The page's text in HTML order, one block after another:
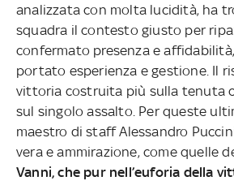
analizzata con molta lucidità, ha
squadra il contesto giusto per
confermato presenza e
portato esperienza e gestione. Il
vittoria costruita più sulla tenuta
sul singolo assalto. Per queste
maestro di staff Alessandro
vera e ammirazione, come quelle
Vanni, che pur nell’euforia della